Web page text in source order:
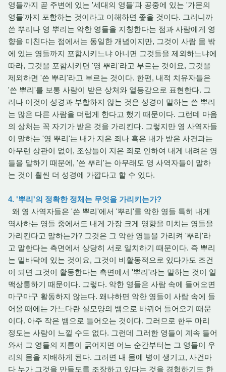
영들까지 곧 주변에 있는 '세대의 영들'과 공중에 있는 '가문의
영들'까지 포함하는 것이라고 이해하면 좋을 것이다. 그러니까
쓴 뿌리나 영 뿌리는 악한 영들을 지칭한다는 점과 사람에게 영
향을 미친다는 점에서는 동일한 개념이지만, 그것이 사람 몸 밖
에 있는 영들까지 포함시키느냐 아니면 그것들을 제외하느냐에
따라, 그것을 포함시키면 '영 뿌리'라고 부르는 것이요, 그것을
제외하면 '쓴 뿌리'라고 부르는 것이다. 한편, 내적 치유자들은
'쓴 뿌리'를 보통 사람이 받은 상처와 열등감으로 표현한다. 그
러나 이것이 성경과 부합하지 않는 것은 성경이 말하는 쓴 뿌리
는 많은 다른 사람을 더럽게 한다고 했기 때문이다. 그런데 마음
의 상처는 꼭 자기가 받은 것을 가리킨다. 그렇지만 영 사역자들
이 말하는 '영 뿌리'는 내가 지은 죄나 혹은 내가 받은 사건과는
아무런 상관이 없이, 조상들이 지은 죄로 인하여 내게 내려온 영
들을 말하기 때문에, '쓴 뿌리'는 아무래도 영 사역자들이 말하
는 것이 훨씬 더 성경에 가깝다고 할 수 있다.
4. '뿌리'의 정확한 정체는 무엇을 가리키는가?
왜 영 사역자들은 '쓴 뿌리'에서 '뿌리'를 악한 영들 특히 내게
역사하는 영들 중에서도 내게 가장 크게 영향을 미치는 영들을
가리킨다고 말하는가? 그것은 그 악한 영들을 가리켜 '뿌리'라
고 말한다는 측면에서 상당히 서로 일치하기 때문이다. 즉 뿌리
는 밑바닥에 있는 것이요, 그것이 비활동적으로 있다가도 조건
이 되면 그것이 활동한다는 측면에서 '뿌리'라는 말하는 것이 일
맥상통하기 때문이다. 그렇다. 악한 영들은 사람 속에 들어오면
마구마구 활동하지 않는다. 왜냐하면 악한 영들이 사람 속에 들
어올 때에는 가느다란 실모양의 뱀으로 바뀌어 들어오기 때문
이다. 아주 작은 뱀으로 들어오는 것이다. 그러므로 한두 마리
정도는 사람이 느낄 수도 없다. 그런데 그러한 영들이 계속 들어
와서 그 영들의 지름이 굵어지면 어느 순간부터는 그 영들이 우
리의 몸을 지배하게 된다. 그러면 내 몸에 병이 생기고, 사건마
다 누가 그것을 만들도록 조장하고 있다는 것을 경험하기도 한